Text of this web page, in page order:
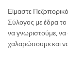
Είμαστε
Σύλογος με έδρα
να γνωριστούμε,
χαλαρώσουμε και